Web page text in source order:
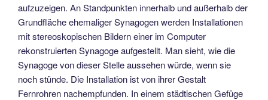
aufzuzeigen. An Standpunkten innerhalb und außerhalb der
Grundfläche ehemaliger Synagogen werden Installationen
mit stereoskopischen Bildern einer im Computer
rekonstruierten Synagoge aufgestellt. Man sieht, wie die
Synagoge von dieser Stelle aussehen würde, wenn sie
noch stünde. Die Installation ist von ihrer Gestalt
Fernrohren nachempfunden. In einem städtischen Gefüge